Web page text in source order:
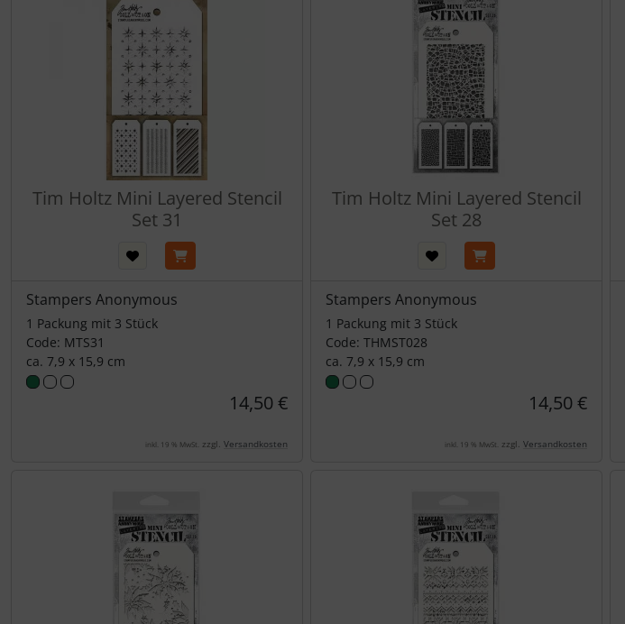
Tim Holtz Mini Layered Stencil
Set 31
Stampers Anonymous
1 Packung mit 3 Stück
Code: MTS31
ca. 7,9 x 15,9 cm
14,50 €
inkl. 19 % MwSt. zzgl. Versandkosten
Tim Holtz Mini Layered Stencil
Set 28
Stampers Anonymous
1 Packung mit 3 Stück
Code: THMST028
ca. 7,9 x 15,9 cm
14,50 €
inkl. 19 % MwSt. zzgl. Versandkosten